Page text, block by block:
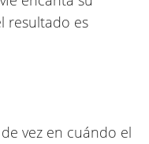
resultado es
vez en cuándo el